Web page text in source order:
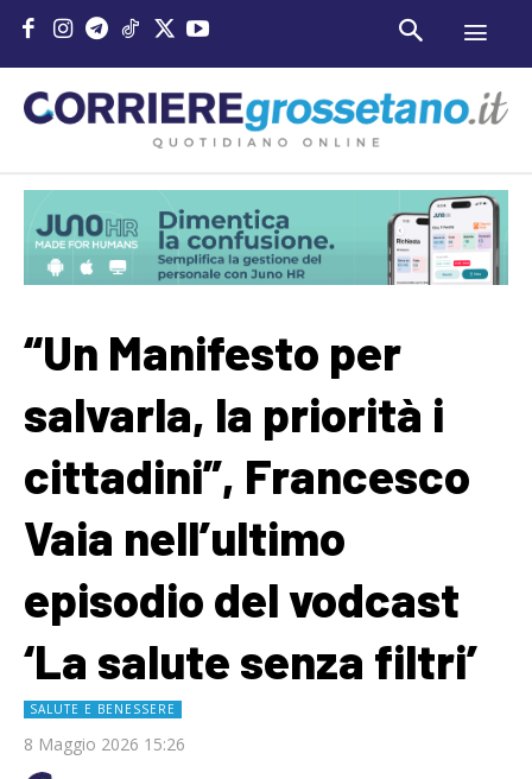
“Un Manifesto per
salvarla, la priorità i
cittadini”, Francesco
Vaia nell’ultimo
episodio del vodcast
‘La salute senza filtri’
SALUTE E BENESSERE
8 Maggio 2026 15:26